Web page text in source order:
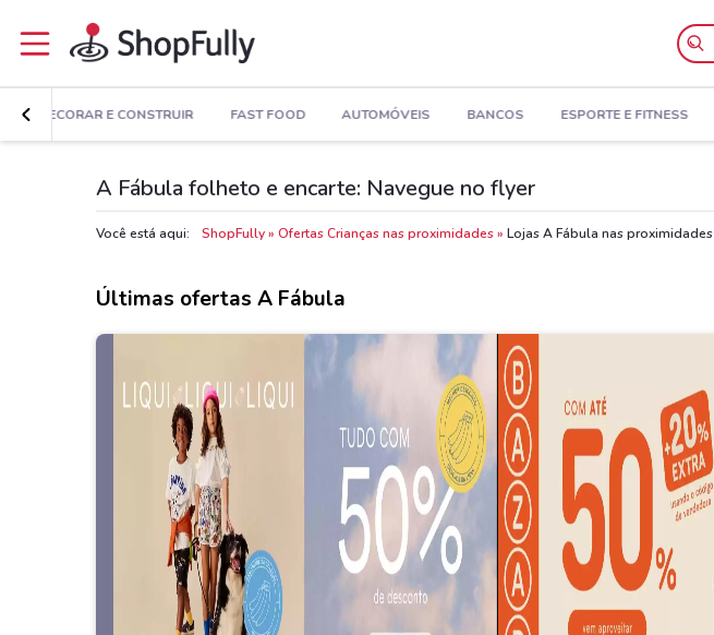
DECORAR E CONSTRUIR FAST FOOD AUTOMÓVEIS BANCOS ESPORTE E FITNESS
A Fábula folheto e encarte: Navegue no flyer
Você está aqui: ShopFully Ofertas Crianças nas proximidades Lojas A Fábula nas proximidades
Últimas ofertas A Fábula